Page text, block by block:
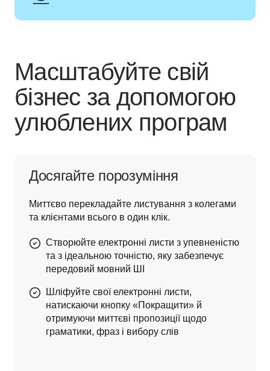
Масштабуйте свій
бізнес за допомогою
улюблених програм
Досягайте порозуміння
Миттєво перекладайте листування з колегами
та клієнтами всього в один клік.
Створюйте електронні листи з упевненістю
та з ідеальною точністю, яку забезпечує
передовий мовний ШІ
Шліфуйте свої електронні листи,
натискаючи кнопку «Покращити» й
отримуючи миттєві пропозиції щодо
граматики, фраз і вибору слів